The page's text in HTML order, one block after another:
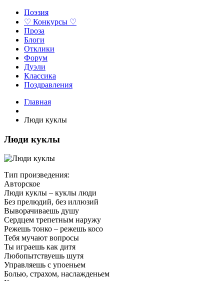
Поэзия
♡ Конкурсы ♡
Проза
Блоги
Отклики
Форум
Дуэли
Классика
Поздравления
Главная
Люди куклы
Люди куклы
Тип произведения:
Авторское
Люди куклы – куклы люди
Без прелюдий, без иллюзий
Выворачиваешь душу
Сердцем трепетным наружу
Режешь тонко – режешь косо
Тебя мучают вопросы
Ты играешь как дитя
Любопытствуешь шутя
Управляешь с упоеньем
Болью, страхом, наслажденьем